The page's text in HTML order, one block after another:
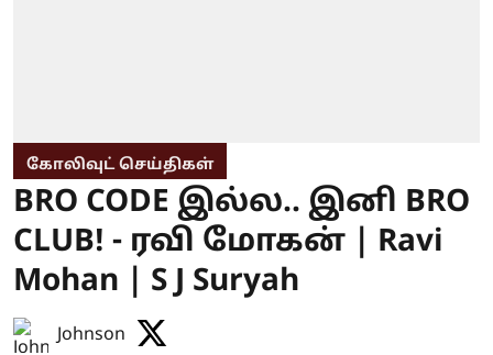
கோலிவுட் செய்திகள்
BRO CODE இல்ல.. இனி BRO
CLUB! - ரவி மோகன் | Ravi
Mohan | S J Suryah
Johnson